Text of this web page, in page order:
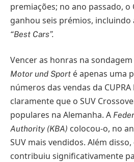
premiações; no ano passado, o
ganhou seis prémios,
“Best Cars”.
Vencer as honras na
Motor und Sport é apenas uma
números das vendas da
claramente que o SUV
populares na Alemanha. A
Authority (KBA) colocou-o, no
SUV mais vendidos. Além
contribuiu significativamente